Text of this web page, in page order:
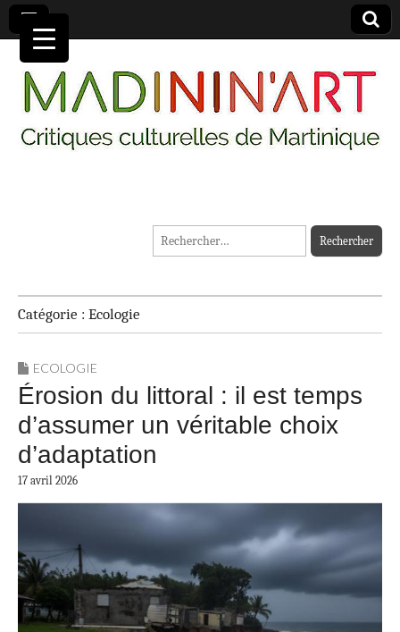
MADININ'ART
Rechercher :
Catégorie : Ecologie
ECOLOGIE
Érosion du littoral : il est temps
d’assumer un véritable choix
d’adaptation
17 avril 2026